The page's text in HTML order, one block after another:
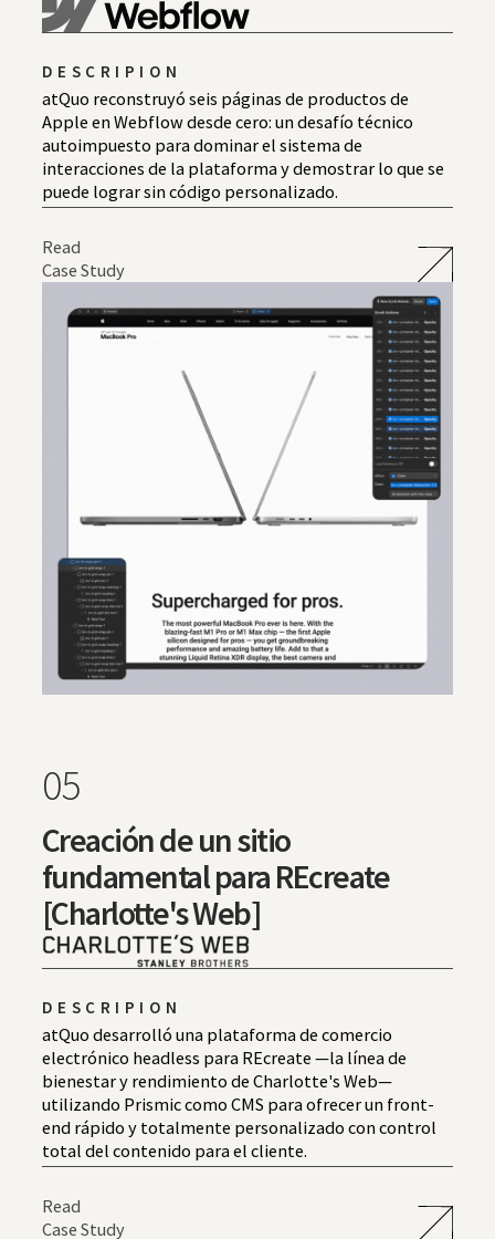
DESCRIPION
atQuo reconstruyó seis páginas de productos de
Apple en Webflow desde cero: un desafío técnico
autoimpuesto para dominar el sistema de
interacciones de la plataforma y demostrar lo que se
puede lograr sin código personalizado.
Read
Case Study
05
Creación de un sitio
fundamental para REcreate
[Charlotte's Web]
DESCRIPION
atQuo desarrolló una plataforma de comercio
electrónico headless para REcreate —la línea de
bienestar y rendimiento de Charlotte's Web—
utilizando Prismic como CMS para ofrecer un front-
end rápido y totalmente personalizado con control
total del contenido para el cliente.
Read
Case Study